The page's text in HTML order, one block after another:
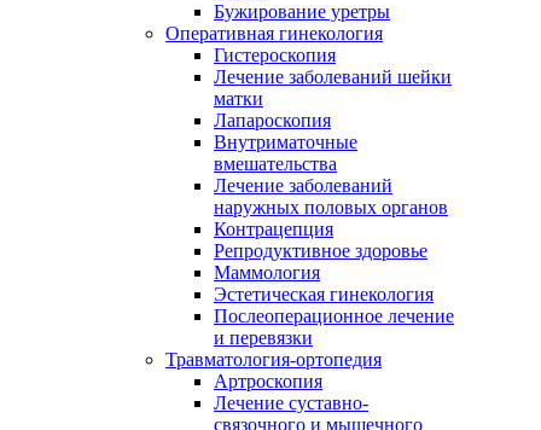
Бужирование уретры
Оперативная гинекология
Гистероскопия
Лечение заболеваний шейки
матки
Лапароскопия
Внутриматочные
вмешательства
Лечение заболеваний
наружных половых органов
Контрацепция
Репродуктивное здоровье
Маммология
Эстетическая гинекология
Послеоперационное лечение
и перевязки
Травматология-ортопедия
Артроскопия
Лечение суставно-
связочного и мышечного